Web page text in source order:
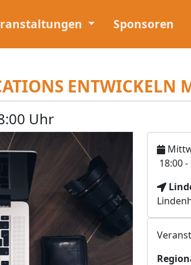
Sponsoren
ENTWICKELN
Uhr
U
r
z
e
i
18:00
V
e
r
n
s